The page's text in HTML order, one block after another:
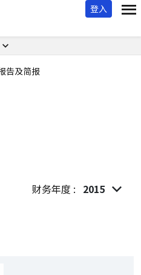
登入
告及简报
财务年度 : 2015